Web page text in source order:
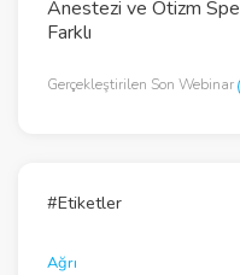
Anestezi ve Otizm
Farklı
Gerçekleştirilen Son Webinar
#Etiketler
Ağrı